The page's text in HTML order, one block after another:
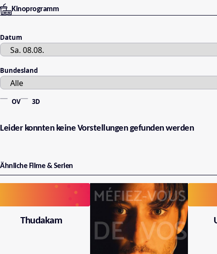
Kinoprogramm
Datum
Bundesland
OV 3D
Leider konnten keine Vorstellungen gefunden werden
Ähnliche Filme & Serien
Thudakam